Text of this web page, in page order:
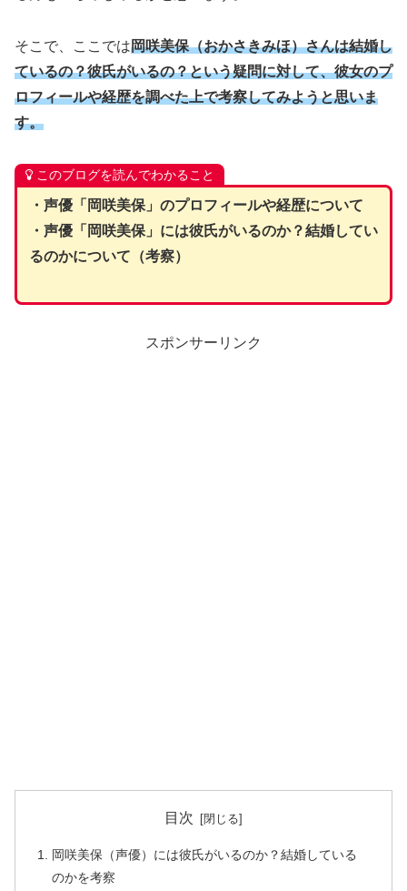
そこで、ここでは岡咲美保（おかさきみほ）さんは結婚し
ているの？彼氏がいるの？という疑問に対して、彼女のプ
ロフィールや経歴を調べた上で考察してみようと思いま
す。
このブログを読んでわかること
・声優「岡咲美保」のプロフィールや経歴について
・声優「岡咲美保」には彼氏がいるのか？結婚してい
るのかについて（考察）
スポンサーリンク
目次
岡咲美保（声優）には彼氏がいるのか？結婚している
のかを考察